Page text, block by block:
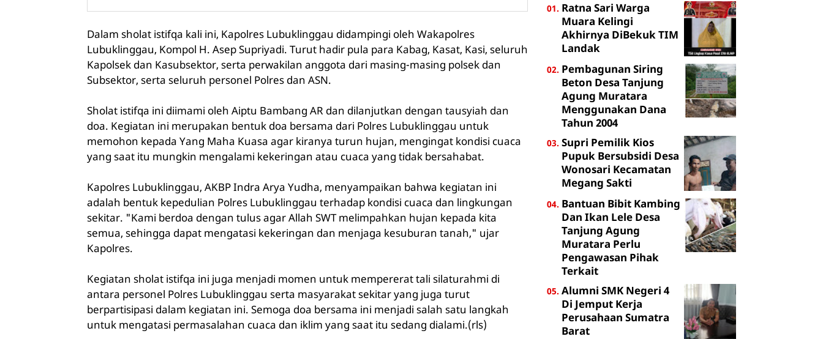
Dalam sholat istifqa kali ini, Kapolres Lubuklinggau didampingi oleh Wakapolres
Lubuklinggau, Kompol H. Asep Supriyadi. Turut hadir pula para Kabag, Kasat, Kasi, seluruh
Kapolsek dan Kasubsektor, serta perwakilan anggota dari masing-masing polsek dan
Subsektor, serta seluruh personel Polres dan ASN.
Sholat istifqa ini diimami oleh Aiptu Bambang AR dan dilanjutkan dengan tausyiah dan
doa. Kegiatan ini merupakan bentuk doa bersama dari Polres Lubuklinggau untuk
memohon kepada Yang Maha Kuasa agar kiranya turun hujan, mengingat kondisi cuaca
yang saat itu mungkin mengalami kekeringan atau cuaca yang tidak bersahabat.
Kapolres Lubuklinggau, AKBP Indra Arya Yudha, menyampaikan bahwa kegiatan ini
adalah bentuk kepedulian Polres Lubuklinggau terhadap kondisi cuaca dan lingkungan
sekitar. "Kami berdoa dengan tulus agar Allah SWT melimpahkan hujan kepada kita
semua, sehingga dapat mengatasi kekeringan dan menjaga kesuburan tanah," ujar
Kapolres.
Kegiatan sholat istifqa ini juga menjadi momen untuk mempererat tali silaturahmi di
antara personel Polres Lubuklinggau serta masyarakat sekitar yang juga turut
berpartisipasi dalam kegiatan ini. Semoga doa bersama ini menjadi salah satu langkah
untuk mengatasi permasalahan cuaca dan iklim yang saat itu sedang dialami.(rls)
Ratna Sari Warga
Muara Kelingi
Akhirnya DiBekuk TIM
Landak
Pembagunan Siring
Beton Desa Tanjung
Agung Muratara
Menggunakan Dana
Tahun 2004
Supri Pemilik Kios
Pupuk Bersubsidi Desa
Wonosari Kecamatan
Megang Sakti
Bantuan Bibit Kambing
Dan Ikan Lele Desa
Tanjung Agung
Muratara Perlu
Pengawasan Pihak
Terkait
Alumni SMK Negeri 4
Di Jemput Kerja
Perusahaan Sumatra
Barat